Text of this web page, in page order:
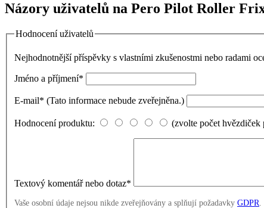
Názory uživatelů na Pero Pilot Roller
Hodnocení uživatelů
Nejhodnotnější příspěvky s vlastními zkušenostmi nebo radami
Jméno a příjmení*
E-mail* (Tato informace nebude zveřejněna.)
Hodnocení produktu: (zvolte počet hvězdiček
Textový komentář nebo dotaz*
Vaše osobní údaje nejsou nikde zveřejňovány a splňují požadavky GDPR